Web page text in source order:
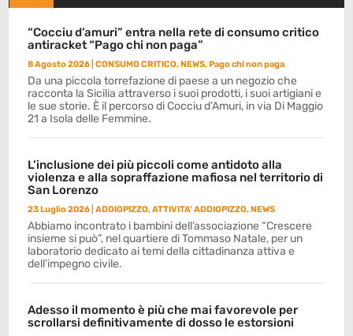
“Cocciu d’amuri” entra nella rete di consumo critico
antiracket “Pago chi non paga”
8 Agosto 2026 |CONSUMO CRITICO,NEWS,Pago chi non paga
Da una piccola torrefazione di paese a un negozio che
racconta la Sicilia attraverso i suoi prodotti, i suoi artigiani e
le sue storie. È il percorso di Cocciu d’Amuri, in via Di Maggio
21 a Isola delle Femmine.
L’inclusione dei più piccoli come antidoto alla
violenza e alla sopraffazione mafiosa nel territorio di
San Lorenzo
23 Luglio 2026 |ADDIOPIZZO,ATTIVITA' ADDIOPIZZO,NEWS
Abbiamo incontrato i bambini dell’associazione “Crescere
insieme si può”, nel quartiere di Tommaso Natale, per un
laboratorio dedicato ai temi della cittadinanza attiva e
dell’impegno civile.
Adesso il momento è più che mai favorevole per
scrollarsi definitivamente di dosso le estorsioni